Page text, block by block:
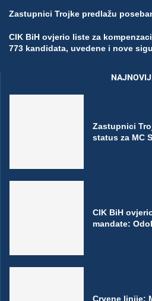
Zastupnici Trojke predlažu
CIK BiH ovjerio liste za
773 kandidata, uvedene i nove
Zastupnici
status za MC
CIK BiH
mandate:
Crvene linije: